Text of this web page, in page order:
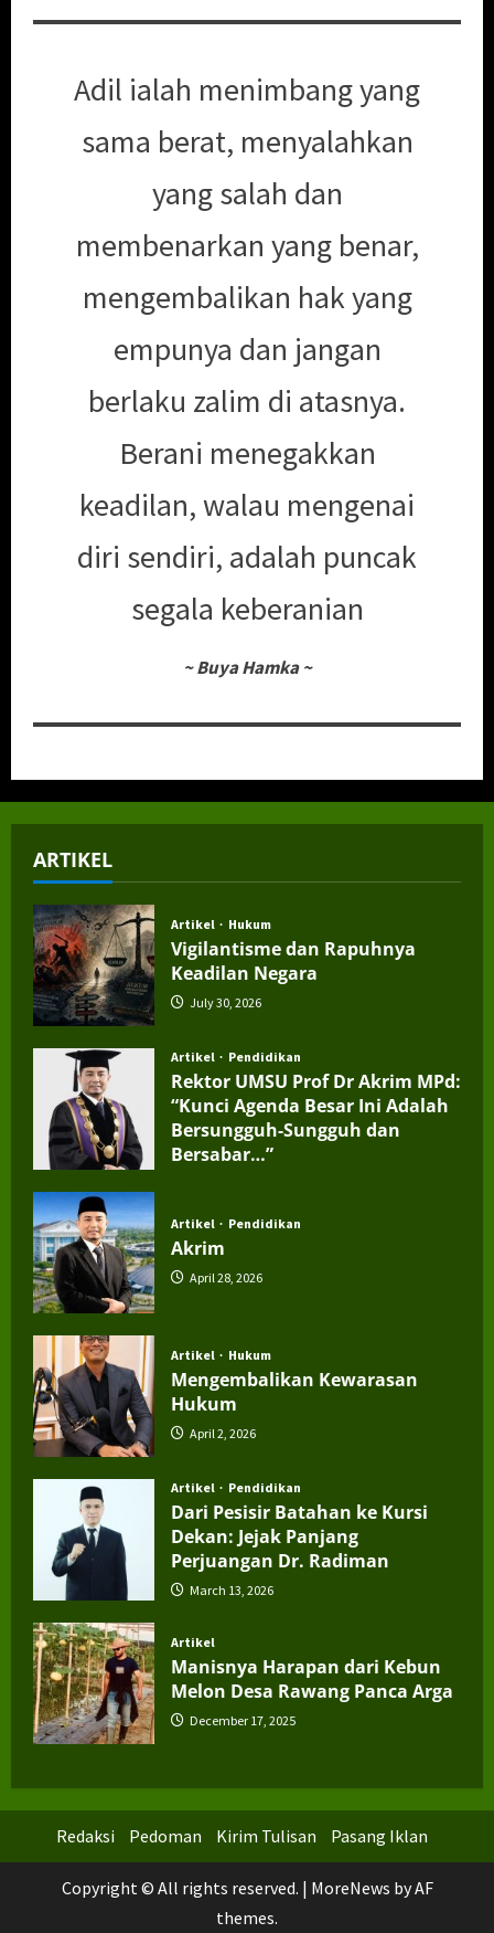
Adil ialah menimbang yang
sama berat, menyalahkan
yang salah dan
membenarkan yang benar,
mengembalikan hak yang
empunya dan jangan
berlaku zalim di atasnya.
Berani menegakkan
keadilan, walau mengenai
diri sendiri, adalah puncak
segala keberanian
~ Buya Hamka ~
ARTIKEL
Artikel Hukum
Vigilantisme dan Rapuhnya
Keadilan Negara
July 30, 2026
Artikel Pendidikan
Rektor UMSU Prof Dr Akrim MPd:
“Kunci Agenda Besar Ini Adalah
Bersungguh-Sungguh dan
Bersabar…”
Artikel Pendidikan
Akrim
April 28, 2026
Artikel Hukum
Mengembalikan Kewarasan
Hukum
April 2, 2026
Artikel Pendidikan
Dari Pesisir Batahan ke Kursi
Dekan: Jejak Panjang
Perjuangan Dr. Radiman
March 13, 2026
Artikel
Manisnya Harapan dari Kebun
Melon Desa Rawang Panca Arga
December 17, 2025
Redaksi Pedoman Kirim Tulisan Pasang Iklan
Copyright © All rights reserved. | MoreNews by AF
themes.